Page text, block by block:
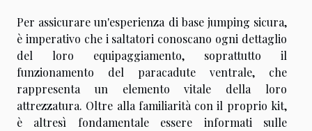
Per assicurare un'esperienza di base jumping sicura,
è imperativo che i saltatori conoscano ogni dettaglio
del loro equipaggiamento, soprattutto il
funzionamento del paracadute ventrale, che
rappresenta un elemento vitale della loro
attrezzatura. Oltre alla familiarità con il proprio kit,
è altresì fondamentale essere informati sulle